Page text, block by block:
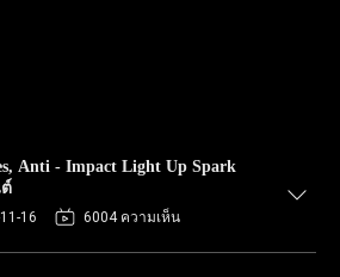
Anti - Impact Light Up Spark
16 6004 ความเห็น